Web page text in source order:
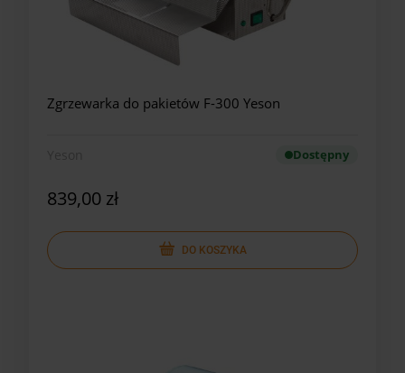
Zgrzewarka do pakietów F-300 Yeson
Dostępny
839,00 zł
DO KOSZYKA